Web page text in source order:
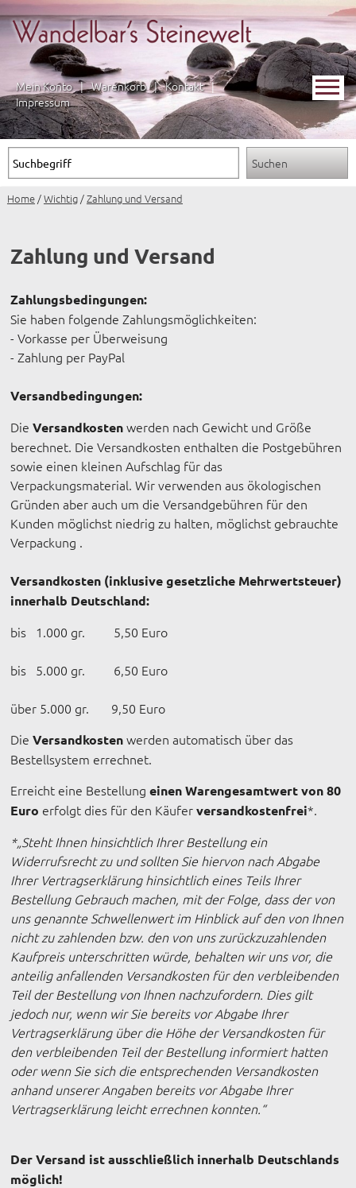
Mein Konto | Warenkorb | Kontakt |
Impressum
Home/Wichtig/Zahlung und Versand
Zahlung und Versand
Zahlungsbedingungen:
Sie haben folgende Zahlungsmöglichkeiten:
- Vorkasse per Überweisung
- Zahlung per PayPal
Versandbedingungen:
DieVersandkostenwerden nach Gewicht und Größe
berechnet. Die Versandkosten enthalten die Postgebühren
sowie einen kleinen Aufschlag für das
Verpackungsmaterial. Wir verwenden aus ökologischen
Gründen aber auch um die Versandgebühren für den
Kunden möglichst niedrig zu halten, möglichst gebrauchte
Verpackung .
Versandkosten (inklusive gesetzliche Mehrwertsteuer)
innerhalb Deutschland:
bis 1.000 gr. 5,50 Euro
bis 5.000 gr. 6,50 Euro
über 5.000 gr. 9,50 Euro
DieVersandkostenwerden automatisch über das
Bestellsystem errechnet.
Erreicht eine Bestellungeinen Warengesamtwert von 80
Euro erfolgt dies für den Käuferversandkostenfrei*.
*„Steht Ihnen hinsichtlich Ihrer Bestellung ein
Widerrufsrecht zu und sollten Sie hiervon nach Abgabe
Ihrer Vertragserklärung hinsichtlich eines Teils Ihrer
Bestellung Gebrauch machen, mit der Folge, dass der von
uns genannte Schwellenwert im Hinblick auf den von Ihnen
nicht zu zahlenden bzw. den von uns zurückzuzahlenden
Kaufpreis unterschritten würde, behalten wir uns vor, die
anteilig anfallenden Versandkosten für den verbleibenden
Teil der Bestellung von Ihnen nachzufordern. Dies gilt
jedoch nur, wenn wir Sie bereits vor Abgabe Ihrer
Vertragserklärung über die Höhe der Versandkosten für
den verbleibenden Teil der Bestellung informiert hatten
oder wenn Sie sich die entsprechenden Versandkosten
anhand unserer Angaben bereits vor Abgabe Ihrer
Vertragserklärung leicht errechnen konnten.“
Der Versand ist ausschließlich innerhalb Deutschlands
möglich!